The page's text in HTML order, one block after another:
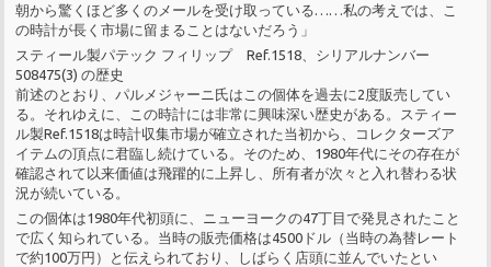
朝から驚くほど多くのメールを受け取っている……私の考えでは、こ
の時計が長く市場に留まることはないだろう」
スティール製パテック フィリップ Ref.1518、シリアルナンバー
508475(3) の歴史
前述のとおり、パルメジャーニ氏はこの個体を過去に2度販売してい
る。それゆえに、この時計には非常に興味深い歴史がある。スティー
ル製Ref.1518は時計収集市場が確立された当初から、コレクターズア
イテムの頂点に君臨し続けている。そのため、1980年代にその存在が
確認されて以来価値は飛躍的に上昇し、所有者が次々と入れ替わる状
況が続いている。
この個体は1980年代初頭に、ニューヨークの47丁目で発見されたこと
で広く知られている。当時の販売価格は4500ドル（当時の為替レート
で約100万円）と伝えられており、しばらく店頭に並んでいたとい